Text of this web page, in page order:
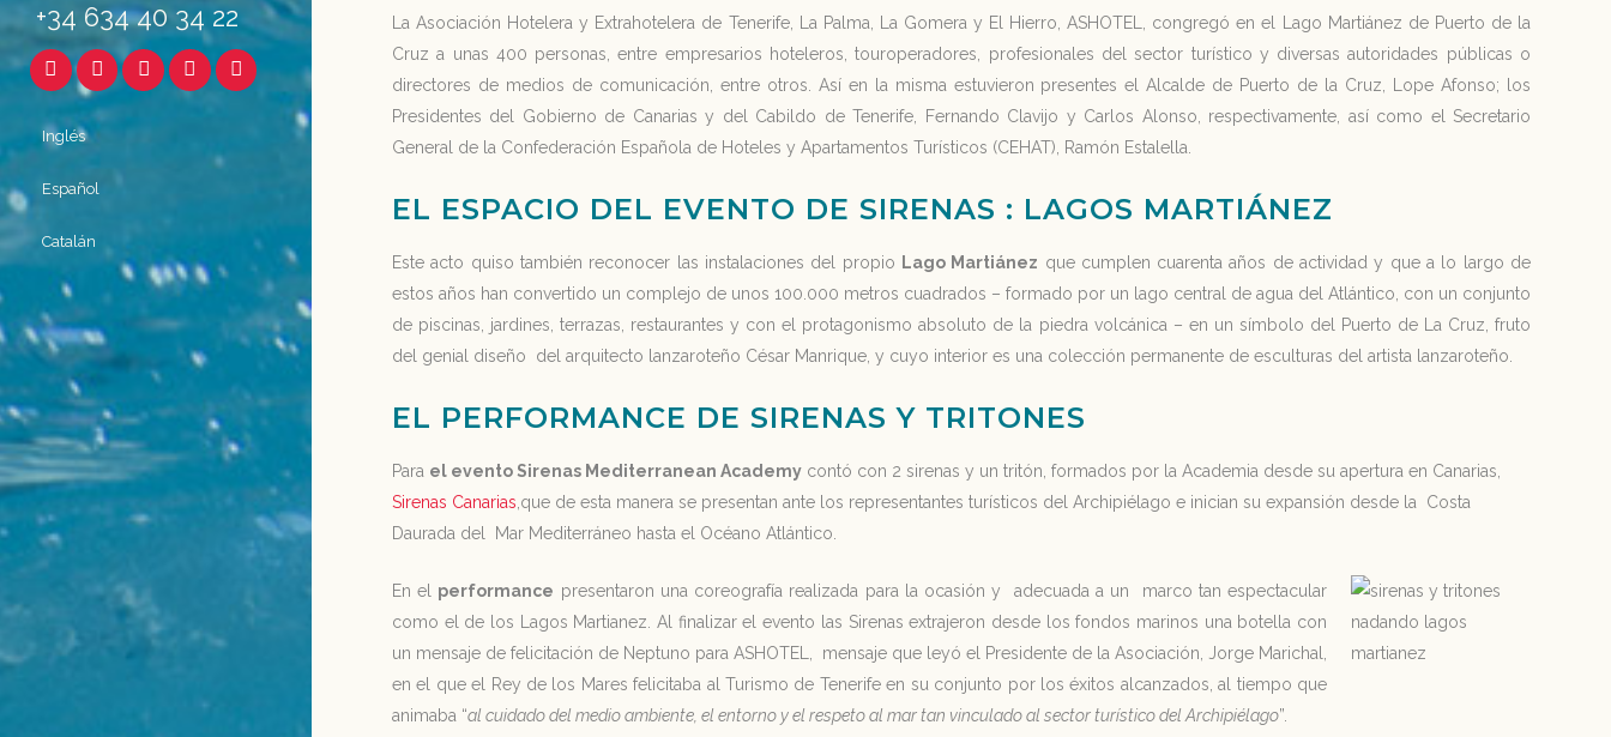
+34 634 40 34 22
Inglés
Español
Catalán
La Asociación Hotelera y Extrahotelera de Tenerife, La Palma, La Gomera y El Hierro, ASHOTEL, congregó en el Lago Martiánez de Puerto de la
Cruz a unas 400 personas, entre empresarios hoteleros, touroperadores, profesionales del sector turístico y diversas autoridades públicas o
directores de medios de comunicación, entre otros. Así en la misma estuvieron presentes el Alcalde de Puerto de la Cruz, Lope Afonso; los
Presidentes del Gobierno de Canarias y del Cabildo de Tenerife, Fernando Clavijo y Carlos Alonso, respectivamente, así como el Secretario
General de la Confederación Española de Hoteles y Apartamentos Turísticos (CEHAT), Ramón Estalella.
EL ESPACIO DEL EVENTO DE SIRENAS : LAGOS MARTIÁNEZ
Este acto quiso también reconocer las instalaciones del propio Lago Martiánez que cumplen cuarenta años de actividad y que a lo largo de
estos años han convertido un complejo de unos 100.000 metros cuadrados – formado por un lago central de agua del Atlántico, con un conjunto
de piscinas, jardines, terrazas, restaurantes y con el protagonismo absoluto de la piedra volcánica – en un símbolo del Puerto de La Cruz, fruto
del genial diseño del arquitecto lanzaroteño César Manrique, y cuyo interior es una colección permanente de esculturas del artista lanzaroteño.
EL PERFORMANCE DE SIRENAS Y TRITONES
Para el evento Sirenas Mediterranean Academy contó con 2 sirenas y un tritón, formados por la Academia desde su apertura en Canarias,
Sirenas Canarias ,que de esta manera se presentan ante los representantes turísticos del Archipiélago e inician su expansión desde la Costa
Daurada del Mar Mediterráneo hasta el Océano Atlántico.
En el performance presentaron una coreografía realizada para la ocasión y adecuada a un marco tan espectacular
como el de los Lagos Martianez. Al finalizar el evento las Sirenas extrajeron desde los fondos marinos una botella con
un mensaje de felicitación de Neptuno para ASHOTEL, mensaje que leyó el Presidente de la Asociación, Jorge Marichal,
en el que el Rey de los Mares felicitaba al Turismo de Tenerife en su conjunto por los éxitos alcanzados, al tiempo que
animaba “al cuidado del medio ambiente, el entorno y el respeto al mar tan vinculado al sector turístico del Archipiélago”.